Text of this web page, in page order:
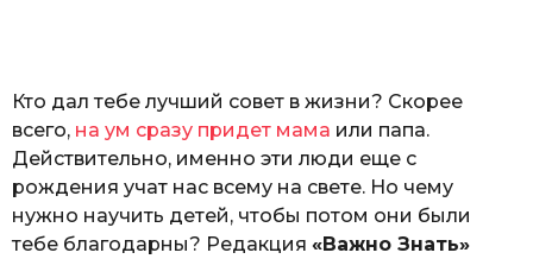
Кто дал тебе лучший совет в жизни? Скорее
всего, на ум сразу придет мама или папа.
Действительно, именно эти люди еще с
рождения учат нас всему на свете. Но чему
нужно научить детей, чтобы потом они были
тебе благодарны? Редакция «Важно Знать»